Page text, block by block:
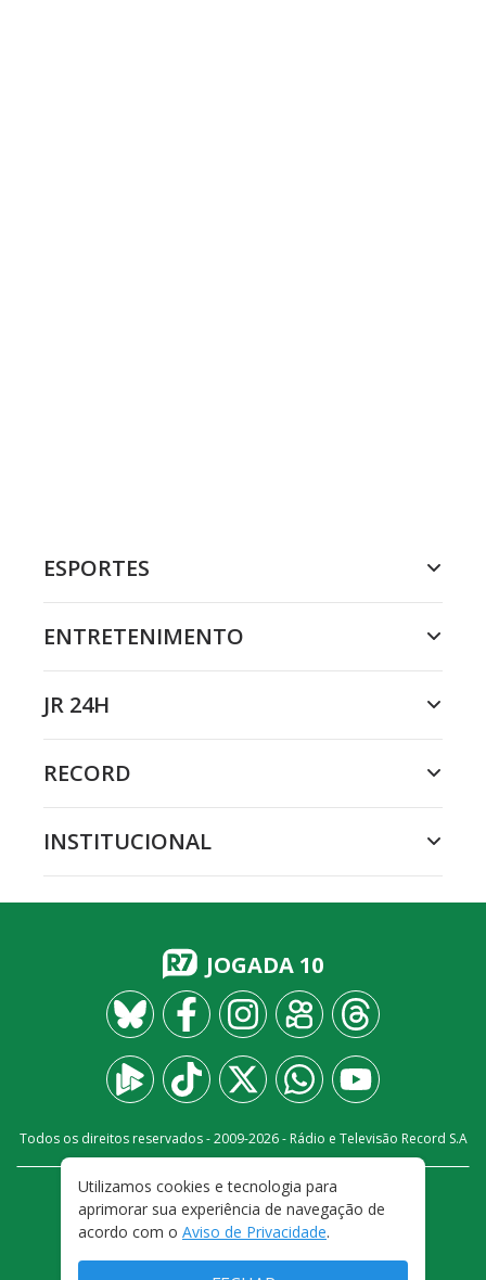
ESPORTES
ENTRETENIMENTO
JR 24H
RECORD
INSTITUCIONAL
JOGADA 10
Todos os direitos reservados - 2009-2026- Rádio e Televisão Record S.A
FALE CONOSCO
PRIVACIDADE
TERMOS E CONDIÇÕES DE USO
Utilizamos cookies e tecnologia para
aprimorar sua experiência de navegação de
acordo com o Aviso de Privacidade.